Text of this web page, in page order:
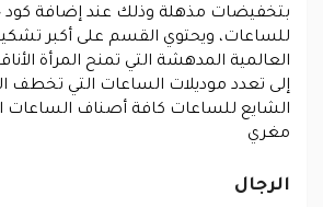
بتخفيضات مذهلة وذلك عند إضافة
للساعات، ويحتوي القسم على أكبر
العالمية المدهشة التي تمنح المرأة
إلى تعدد موديلات الساعات التي تخطف
الشايع للساعات كافة أصناف الساعات
مغري
الرجال